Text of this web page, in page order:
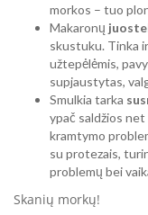
morkos – tuo
Makaronų
skustuku. Tinka
užtepėlėmis,
supjaustytas,
Smulkia tarka
ypač saldžios
kramtymo
su protezais,
problemų bei
Skanių morkų!